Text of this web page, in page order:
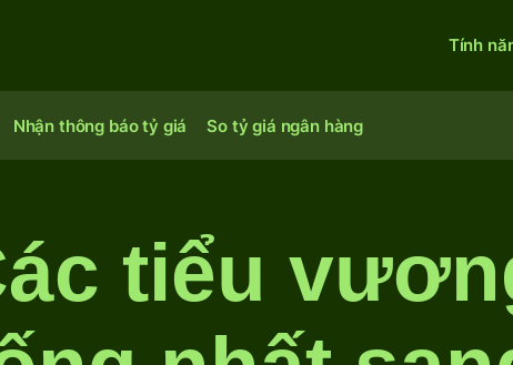
Tính
Nhận thông báo tỷ giá So tỷ giá ngân hàng
tiểu